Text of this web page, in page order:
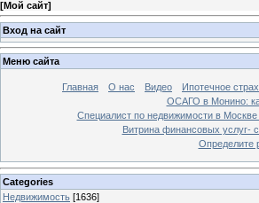
[Мой сайт]
Вход на сайт
Меню сайта
Главная О нас Видео
Ипотечное
ОСАГО в Монино:
Специалист по недвижимости в Москве
Витрина финансовых услуг-
Определите
Categories
Недвижимость [1636]